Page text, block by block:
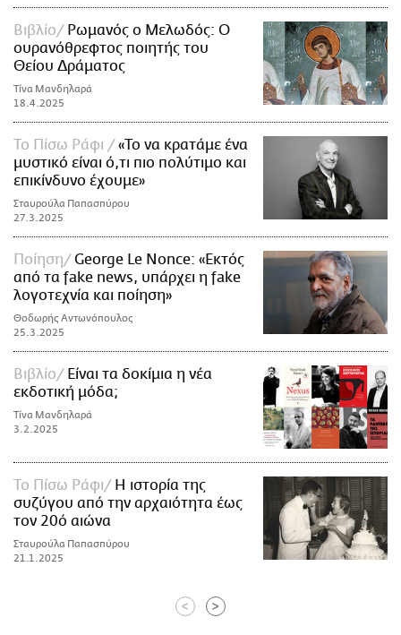
Βιβλίο
Ρωμανός ο Μελωδός: Ο
ουρανόθρεφτος ποιητής του
Θείου Δράματος
Τίνα Μανδηλαρά
18.4.2025
Το Πίσω Ράφι
«Το να κρατάμε ένα
μυστικό είναι ό,τι πιο πολύτιμο και
επικίνδυνο έχουμε»
Σταυρούλα Παπασπύρου
27.3.2025
Ποίηση
George Le Nonce: «Εκτός
από τα fake news, υπάρχει η fake
λογοτεχνία και ποίηση»
Θοδωρής Αντωνόπουλος
25.3.2025
Βιβλίο
Είναι τα δοκίμια η νέα
εκδοτική μόδα;
Τίνα Μανδηλαρά
3.2.2025
Το Πίσω Ράφι
H ιστορία της
συζύγου από την αρχαιότητα έως
τον 20ό αιώνα
Σταυρούλα Παπασπύρου
21.1.2025
< >